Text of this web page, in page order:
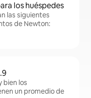
los huéspedes
las siguientes
de Newton:
bien los
un promedio de